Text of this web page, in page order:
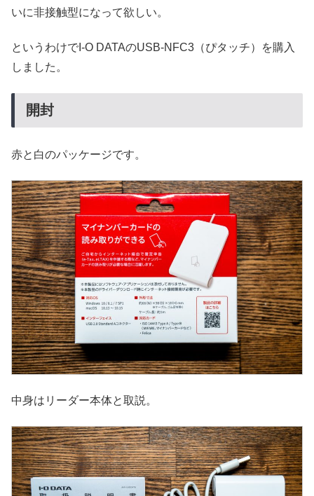
いに非接触型になって欲しい。
というわけでI-O DATAのUSB-NFC3（ぴタッチ）を購入
しました。
開封
赤と白のパッケージです。
中身はリーダー本体と取説。